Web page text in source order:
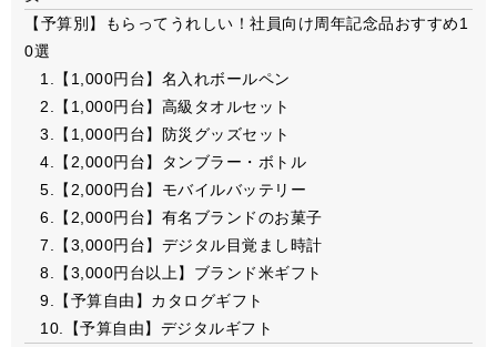
【予算別】もらってうれしい！社員向け周年記念品おすすめ1
0選
1.【1,000円台】名入れボールペン
2.【1,000円台】高級タオルセット
3.【1,000円台】防災グッズセット
4.【2,000円台】タンブラー・ボトル
5.【2,000円台】モバイルバッテリー
6.【2,000円台】有名ブランドのお菓子
7.【3,000円台】デジタル目覚まし時計
8.【3,000円台以上】ブランド米ギフト
9.【予算自由】カタログギフト
10.【予算自由】デジタルギフト